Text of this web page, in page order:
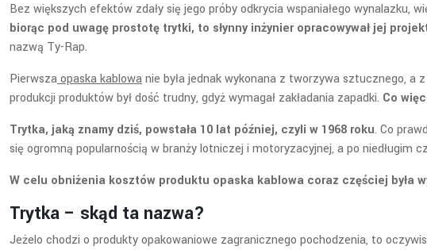
Bez większych efektów zdały się jego próby odkrycia wspaniałego
biorąc pod uwagę prostotę trytki, to słynny inżynier opracowywał jej
nazwą Ty-Rap.
Pierwszaopaska kablowanie była jednak wykonana z tworzywa sztucznego, a
produkcji produktów był dość trudny, gdyż wymagał zakładania zapadki. Co
Trytka, jaką znamy dziś, powstała 10 lat później, czyli w 1968 roku. Co
się ogromną popularnością w branży lotniczej i motoryzacyjnej, a po niedługim
W celu obniżenia kosztów produktu opaska kablowa coraz częściej była
Trytka – skąd ta nazwa?
Jeżelo chodzi o produkty opakowaniowe zagranicznego pochodzenia, to